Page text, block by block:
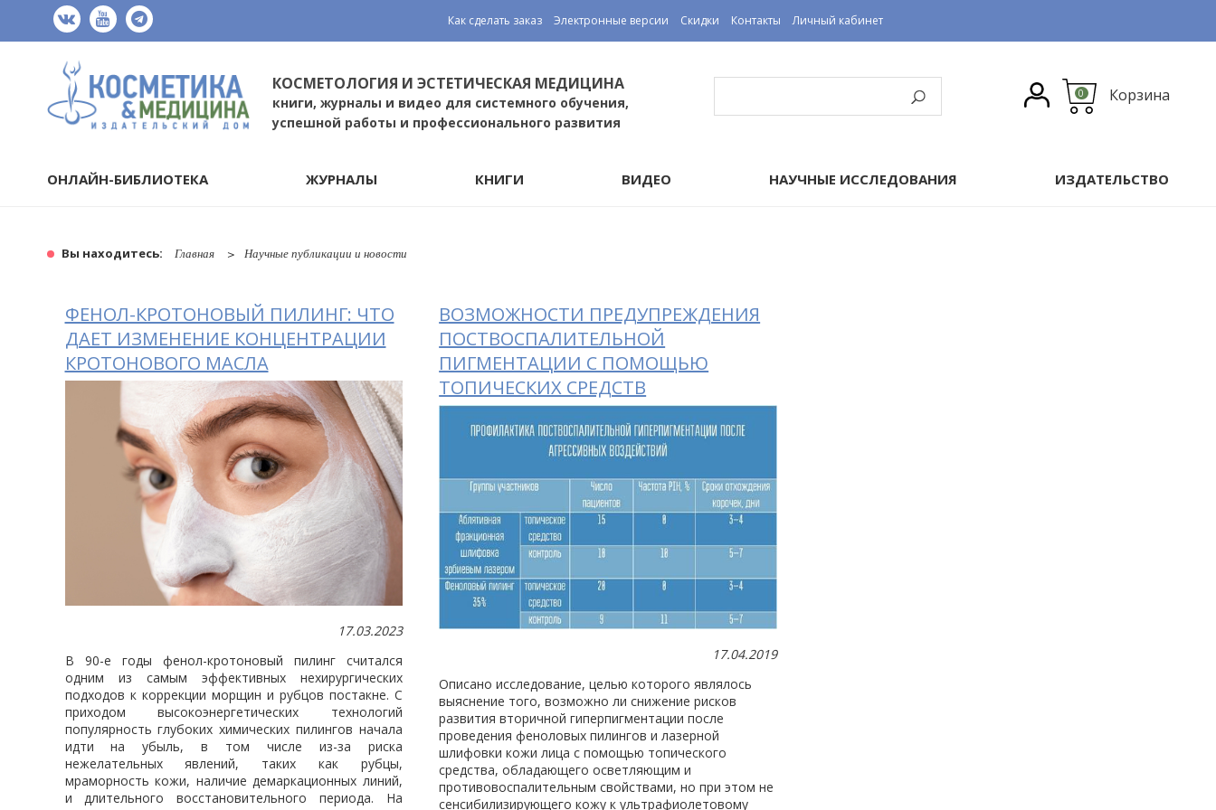
Как сделать заказ Электронные версии Скидки Контакты Личный кабинет
КОСМЕТОЛОГИЯ И ЭСТЕТИЧЕСКАЯ МЕДИЦИНА
книги, журналы и видео для системного обучения,
успешной работы и профессионального развития
0 Корзина
ОНЛАЙН-БИБЛИОТЕКА ЖУРНАЛЫ КНИГИ ВИДЕО НАУЧНЫЕ ИССЛЕДОВАНИЯ ИЗДАТЕЛЬСТВО
Вы находитесь: Главная Научные публикации и новости
ФЕНОЛ-КРОТОНОВЫЙ ПИЛИНГ: ЧТО
ДАЕТ ИЗМЕНЕНИЕ КОНЦЕНТРАЦИИ
КРОТОНОВОГО МАСЛА
17.03.2023
В 90-е годы фенол-кротоновый пилинг считался
одним из самым эффективных нехирургических
подходов к коррекции морщин и рубцов постакне. С
приходом высокоэнергетических технологий
популярность глубоких химических пилингов начала
идти на убыль, в том числе из-за риска
нежелательных явлений, таких как рубцы,
мраморность кожи, наличие демаркационных линий,
и длительного восстановительного периода. На
ВОЗМОЖНОСТИ ПРЕДУПРЕЖДЕНИЯ
ПОСТВОСПАЛИТЕЛЬНОЙ
ПИГМЕНТАЦИИ С ПОМОЩЬЮ
ТОПИЧЕСКИХ СРЕДСТВ
17.04.2019
Описано исследование, целью которого являлось
выяснение того, возможно ли снижение рисков
развития вторичной гиперпигментации после
проведения феноловых пилингов и лазерной
шлифовки кожи лица с помощью топического
средства, обладающего осветляющим и
противовоспалительным свойствами, но при этом не
сенсибилизирующего кожу к ультрафиолетовому